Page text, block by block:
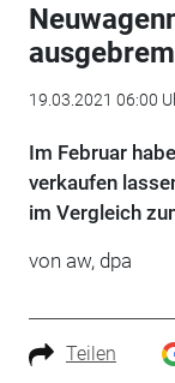
19.03.2021 06:00
Im Februar
verkaufen
im Vergleich
von aw, dpa
Teilen